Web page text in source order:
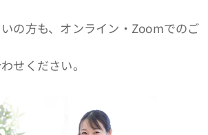
の方も、オンライン・Zoomでのご
せください。